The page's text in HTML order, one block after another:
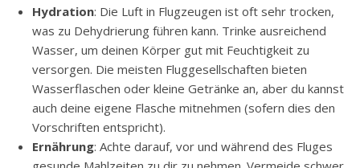
Hydration: Die Luft in Flugzeugen ist oft sehr trocken,
was zu Dehydrierung führen kann. Trinke ausreichend
Wasser, um deinen Körper gut mit Feuchtigkeit zu
versorgen. Die meisten Fluggesellschaften bieten
Wasserflaschen oder kleine Getränke an, aber du kannst
auch deine eigene Flasche mitnehmen (sofern dies den
Vorschriften entspricht).
Ernährung: Achte darauf, vor und während des Fluges